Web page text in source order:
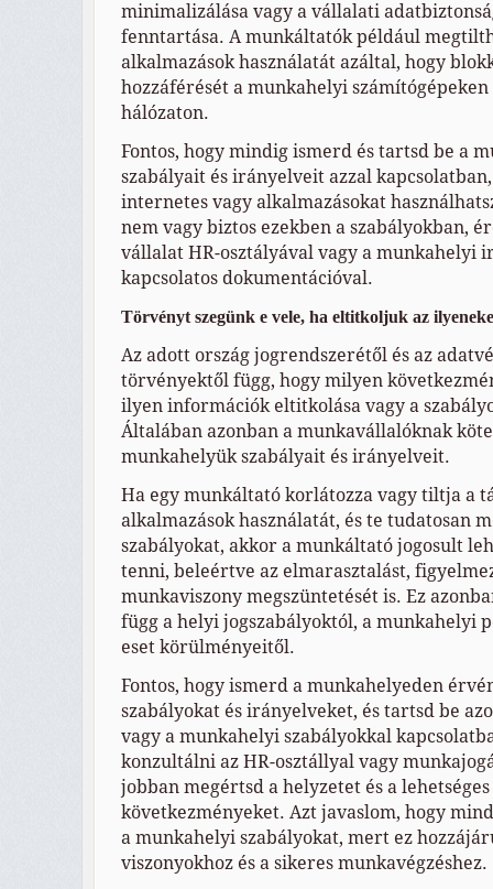
minimalizálása vagy a vállalati
fenntartása. A munkáltatók például
alkalmazások használatát azáltal, hogy
hozzáférését a munkahelyi
hálózaton.
Fontos, hogy mindig ismerd és tartsd be a
szabályait és irányelveit azzal
internetes vagy alkalmazásokat
nem vagy biztos ezekben a szabályokban,
vállalat HR-osztályával vagy a munkahelyi
kapcsolatos dokumentációval.
Törvényt szegünk e vele, ha eltitkoljuk az
Az adott ország jogrendszerétől és az
törvényektől függ, hogy milyen
ilyen információk eltitkolása vagy a
Általában azonban a munkavállalóknak
munkahelyük szabályait és irányelveit.
Ha egy munkáltató korlátozza vagy tiltja a
alkalmazások használatát, és te tudatosan
szabályokat, akkor a munkáltató jogosult
tenni, beleértve az elmarasztalást,
munkaviszony megszüntetését is. Ez
függ a helyi jogszabályoktól, a munkahelyi
eset körülményeitől.
Fontos, hogy ismerd a munkahelyeden
szabályokat és irányelveket, és tartsd be
vagy a munkahelyi szabályokkal
konzultálni az HR-osztállyal vagy
jobban megértsd a helyzetet és a
következményeket. Azt javaslom, hogy
a munkahelyi szabályokat, mert ez
viszonyokhoz és a sikeres munkavégzéshez.